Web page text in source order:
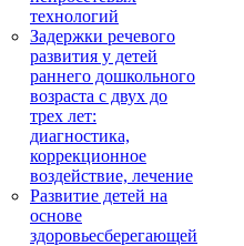
технологий
Задержки речевого
развития у детей
раннего дошкольного
возраста с двух до
трех лет:
диагностика,
коррекционное
воздействие, лечение
Развитие детей на
основе
здоровьесберегающей